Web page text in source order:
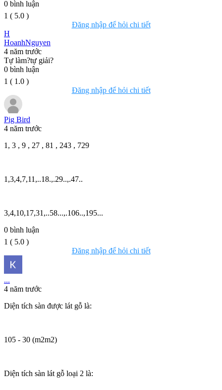
0 bình luận
1 ( 5.0 )
Đăng nhập để hỏi chi tiết
H
HoanhNguyen
4 năm trước
Tự làm?tự giải?
0 bình luận
1 ( 1.0 )
Đăng nhập để hỏi chi tiết
Pig Bird
4 năm trước
1, 3 , 9 , 27 , 81 , 243 , 729
1,3,4,7,11,..18.,.29..,.47..
3,4,10,17,31,..58...,.106..,195...
0 bình luận
1 ( 5.0 )
Đăng nhập để hỏi chi tiết
...
4 năm trước
Diện tích sàn được lát gỗ là:
105 - 30 (m2m2)
Diện tích sàn lát gỗ loại 2 là: